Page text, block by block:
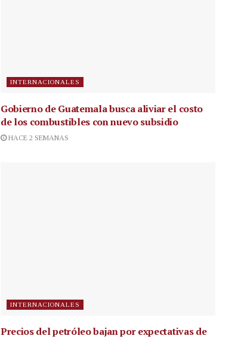
INTERNACIONALES
Gobierno de Guatemala busca aliviar el costo
de los combustibles con nuevo subsidio
HACE 2 SEMANAS
INTERNACIONALES
Precios del petróleo bajan por expectativas de